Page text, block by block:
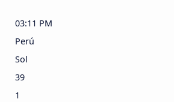
03:11 PM
Perú
Sol
39
1